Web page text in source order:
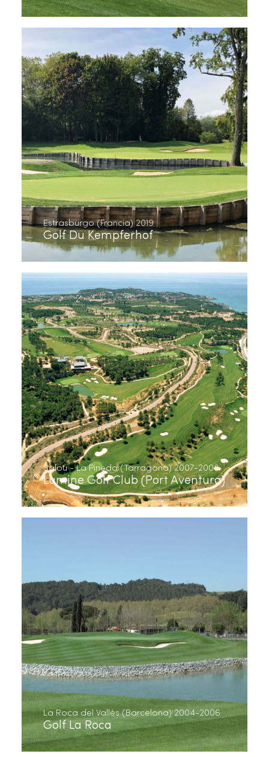
Estrasburgo (Francia) 2019
Golf Du Kempferhof
Salou - La Pineda (Tarragona) 2007-2008
Lumine Golf Club (Port Aventura)
La Roca del Vallés (Barcelona) 2004-2006
Golf La Roca